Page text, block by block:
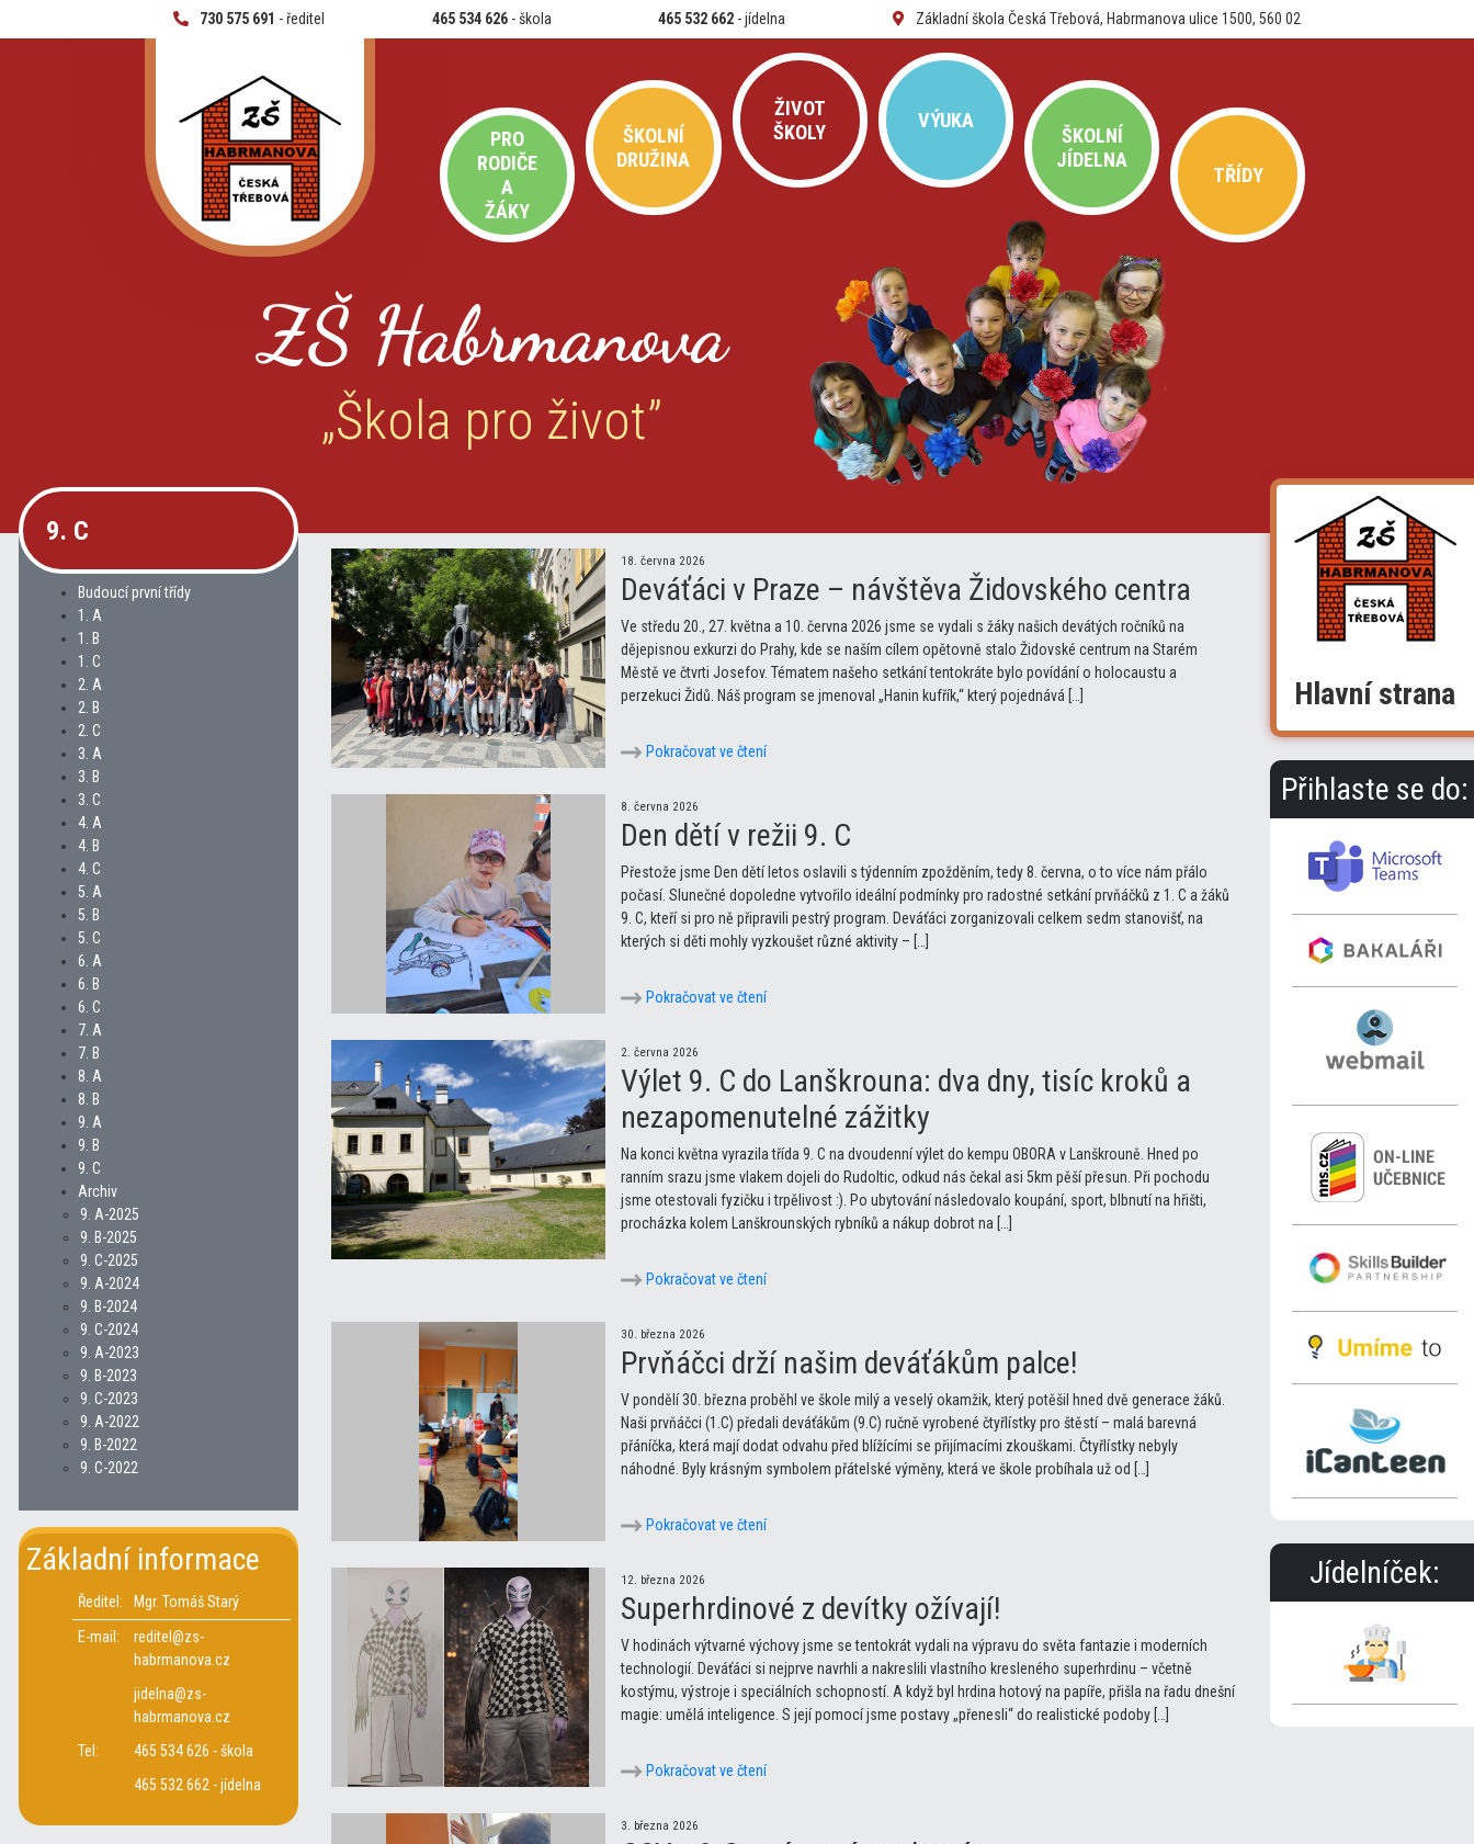
730 575 691 - ředitel 465 534 626- škola 465 532 662 - jídelna Základní škola Česká Třebová, Habrmanova ulice 1500, 560 02
PRO
RODIČE
A
ŽÁKY
ŠKOLNÍ
DRUŽINA
ŽIVOT
ŠKOLY
VÝUKA
ŠKOLNÍ
JÍDELNA
TŘÍDY
ZŠ Habrmanova
„Škola pro život”
Hlavní strana
Přihlaste se do:
Jídelníček:
9. C
Budoucí první třídy
1. A
1. B
1. C
2. A
2. B
2. C
3. A
3. B
3. C
4. A
4. B
4. C
5. A
5. B
5. C
6. A
6. B
6. C
7. A
7. B
8. A
8. B
9. A
9. B
9. C
Archiv
9. A-2025
9. B-2025
9. C-2025
9. A-2024
9. B-2024
9. C-2024
9. A-2023
9. B-2023
9. C-2023
9. A-2022
9. B-2022
9. C-2022
Základní informace
Ředitel:
Mgr. Tomáš Starý
E-mail:
reditel@zs-
habrmanova.cz
jidelna@zs-
habrmanova.cz
Tel:
465 534 626 - škola
465 532 662 - jídelna
18. června 2026
Deváťáci v Praze – návštěva Židovského centra
Ve středu 20., 27. května a 10. června 2026 jsme se vydali s žáky našich devátých ročníků na
dějepisnou exkurzi do Prahy, kde se naším cílem opětovně stalo Židovské centrum na Starém
Městě ve čtvrti Josefov. Tématem našeho setkání tentokráte bylo povídání o holocaustu a
perzekuci Židů. Náš program se jmenoval „Hanin kufřík,“ který pojednává […]
Pokračovat ve čtení
8. června 2026
Den dětí v režii 9. C
Přestože jsme Den dětí letos oslavili s týdenním zpožděním, tedy 8. června, o to více nám přálo
počasí. Slunečné dopoledne vytvořilo ideální podmínky pro radostné setkání prvňáčků z 1. C a žáků
9. C, kteří si pro ně připravili pestrý program. Deváťáci zorganizovali celkem sedm stanovišť, na
kterých si děti mohly vyzkoušet různé aktivity – […]
Pokračovat ve čtení
2. června 2026
Výlet 9. C do Lanškrouna: dva dny, tisíc kroků a
nezapomenutelné zážitky
Na konci května vyrazila třída 9. C na dvoudenní výlet do kempu OBORA v Lanškrouně. Hned po
ranním srazu jsme vlakem dojeli do Rudoltic, odkud nás čekal asi 5km pěší přesun. Při pochodu
jsme otestovali fyzičku i trpělivost :). Po ubytování následovalo koupání, sport, blbnutí na hřišti,
procházka kolem Lanškrounských rybníků a nákup dobrot na […]
Pokračovat ve čtení
30. března 2026
Prvňáčci drží našim deváťákům palce!
V pondělí 30. března proběhl ve škole milý a veselý okamžik, který potěšil hned dvě generace žáků.
Naši prvňáčci (1.C) předali deváťákům (9.C) ručně vyrobené čtyřlístky pro štěstí – malá barevná
přáníčka, která mají dodat odvahu před blížícími se přijímacími zkouškami. Čtyřlístky nebyly
náhodné. Byly krásným symbolem přátelské výměny, která ve škole probíhala už od […]
Pokračovat ve čtení
12. března 2026
Superhrdinové z devítky ožívají!
V hodinách výtvarné výchovy jsme se tentokrát vydali na výpravu do světa fantazie i moderních
technologií. Deváťáci si nejprve navrhli a nakreslili vlastního kresleného superhrdinu – včetně
kostýmu, výstroje i speciálních schopností. A když byl hrdina hotový na papíře, přišla na řadu dnešní
magie: umělá inteligence. S její pomocí jsme postavy „přenesli“ do realistické podoby […]
Pokračovat ve čtení
3. března 2026